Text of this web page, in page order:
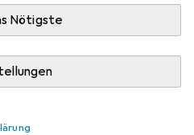
Nötigsteverfügbar
Lieferzeit